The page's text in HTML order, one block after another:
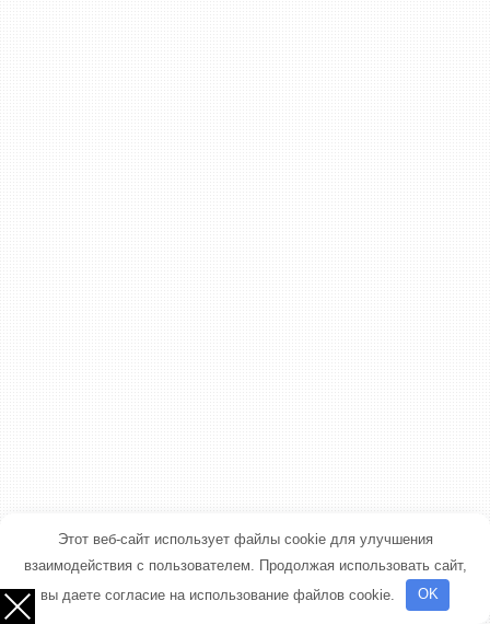
Этот веб-сайт использует файлы cookie для улучшения
взаимодействия с пользователем. Продолжая использовать сайт,
вы даете согласие на использование файлов cookie.
OK